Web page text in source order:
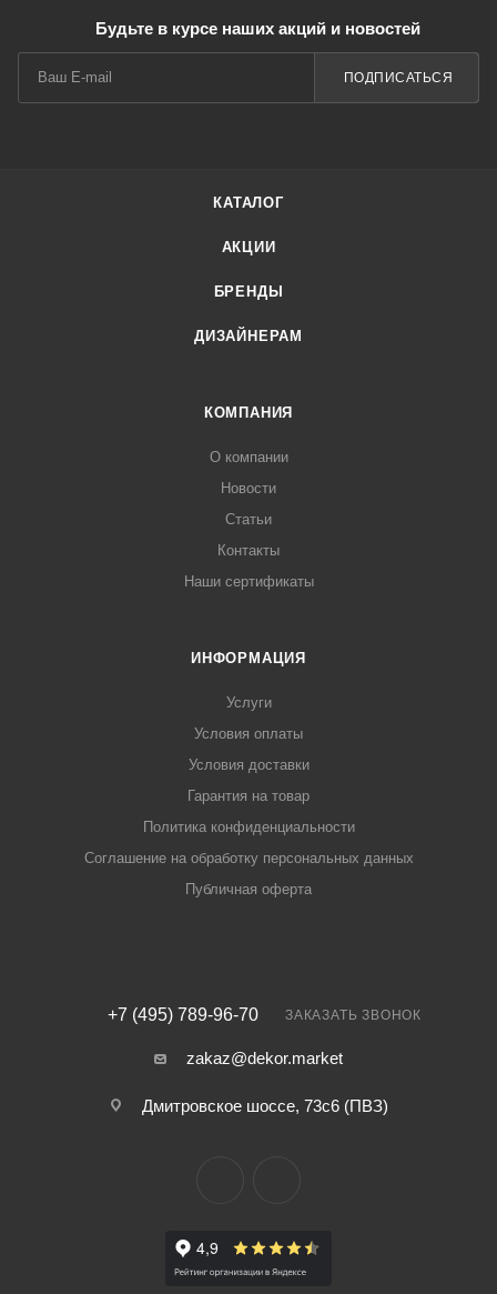
Будьте в курсе наших акций и новостей
ПОДПИСАТЬСЯ
КАТАЛОГ
АКЦИИ
БРЕНДЫ
ДИЗАЙНЕРАМ
КОМПАНИЯ
О компании
Новости
Статьи
Контакты
Наши сертификаты
ИНФОРМАЦИЯ
Услуги
Условия оплаты
Условия доставки
Гарантия на товар
Политика конфиденциальности
Соглашение на обработку персональных данных
Публичная оферта
+7 (495) 789-96-70 ЗАКАЗАТЬ ЗВОНОК
zakaz@dekor.market
Дмитровское шоссе, 73с6 (ПВЗ)